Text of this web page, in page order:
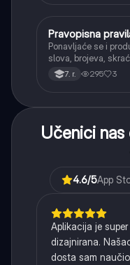
Srpski jezik
Pravopisna
Ponavljaće se i
slova, brojeva,
interpunkcije, sa
složenoj rečenici.
7. r. 295 3
Učenici
4.6/5App
Aplikacija je
dizajnirana.
dosta sam